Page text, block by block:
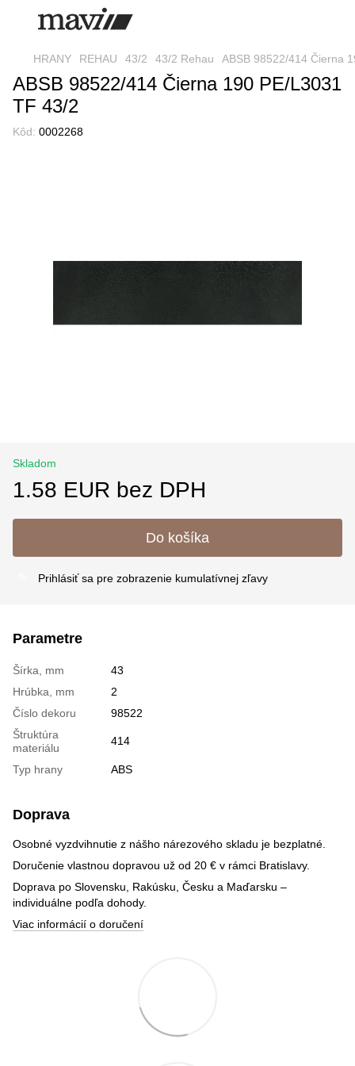
HRANY REHAU 43/2 43/2 Rehau ABSB 98522/414 Čierna
ABSB 98522/414 Čierna 190 PE/L3031
TF 43/2
Kôd: 0002268
Skladom
1.58 EUR bez DPH
Do košíka
Prihlásiť sa pre zobrazenie kumulatívnej zľavy
Parametre
Šírka, mm
43
Hrúbka, mm
2
Číslo dekoru
98522
Štruktúra
materiálu
414
Typ hrany ABS
Doprava
Osobné vyzdvihnutie z nášho nárezového skladu je bezplatné.
Doručenie vlastnou dopravou už od 20 € v rámci Bratislavy.
Doprava po Slovensku, Rakúsku, Česku a Maďarsku –
individuálne podľa dohody.
Viac informácií o doručení